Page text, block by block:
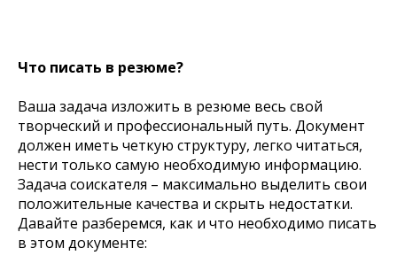
Что писать в резюме?
Ваша задача изложить в резюме весь свой
творческий и профессиональный путь. Документ
должен иметь четкую структуру, легко читаться,
нести только самую необходимую информацию.
Задача соискателя – максимально выделить свои
положительные качества и скрыть недостатки.
Давайте разберемся, как и что необходимо писать
в этом документе: